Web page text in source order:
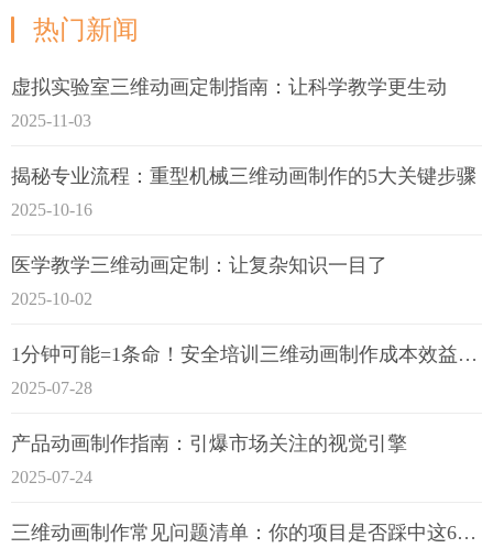
热门新闻
虚拟实验室三维动画定制指南：让科学教学更生动
2025-11-03
揭秘专业流程：重型机械三维动画制作的5大关键步骤
2025-10-16
医学教学三维动画定制：让复杂知识一目了
2025-10-02
1分钟可能=1条命！安全培训三维动画制作成本效益深度拆解
2025-07-28
产品动画制作指南：引爆市场关注的视觉引擎
2025-07-24
三维动画制作常见问题清单：你的项目是否踩中这6大技术雷区？